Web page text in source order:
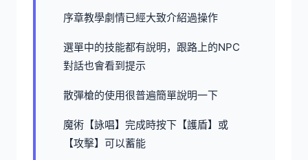
序章教學劇情已經大致介紹過操作
選單中的技能都有說明，跟路上的NPC
對話也會看到提示
散彈槍的使用很普遍簡單說明一下
魔術【詠唱】完成時按下【護盾】或
【攻擊】可以蓄能